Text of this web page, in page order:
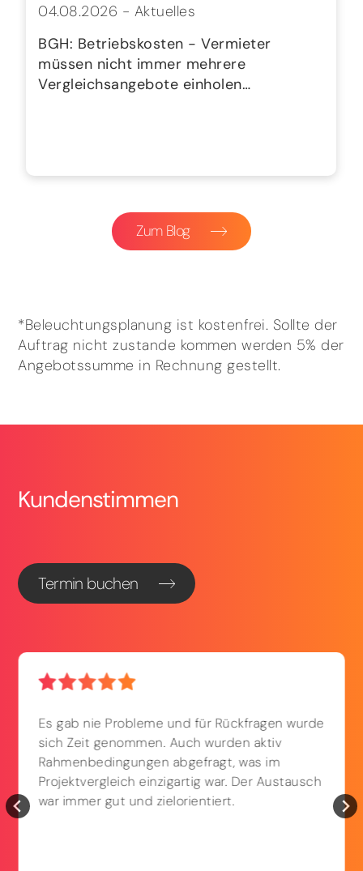
04.08.2026 - Aktuelles
BGH: Betriebskosten - Vermieter
müssen nicht immer mehrere
Vergleichsangebote einholen…
Zum Blog
*Beleuchtungsplanung ist kostenfrei. Sollte der
Auftrag nicht zustande kommen werden 5% der
Angebotssumme in Rechnung gestellt.
Kundenstimmen
Termin buchen
Es gab nie Probleme und für Rückfragen wurde
sich Zeit genommen. Auch wurden aktiv
Rahmenbedingungen abgefragt, was im
Projektvergleich einzigartig war. Der Austausch
war immer gut und zielorientiert.